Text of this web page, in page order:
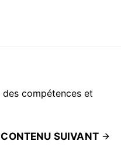
compétences et
CONTENU SUIVANT